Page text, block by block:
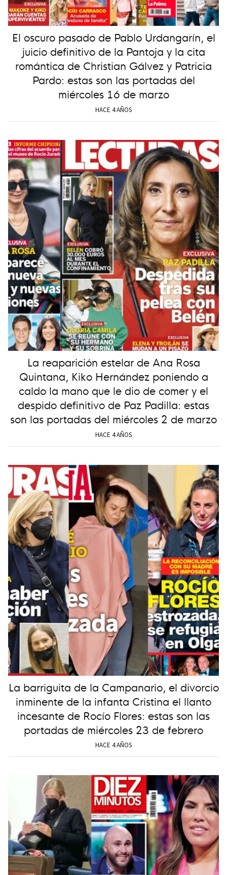
El oscuro pasado de Pablo Urdangarín, el
juicio definitivo de la Pantoja y la cita
romántica de Christian Gálvez y Patricia
Pardo: estas son las portadas del
miércoles 16 de marzo
HACE 4 AÑOS
La reaparición estelar de Ana Rosa
Quintana, Kiko Hernández poniendo a
caldo la mano que le dio de comer y el
despido definitivo de Paz Padilla: estas
son las portadas del miércoles 2 de marzo
HACE 4 AÑOS
La barriguita de la Campanario, el divorcio
inminente de la infanta Cristina el llanto
incesante de Rocío Flores: estas son las
portadas de miércoles 23 de febrero
HACE 4 AÑOS